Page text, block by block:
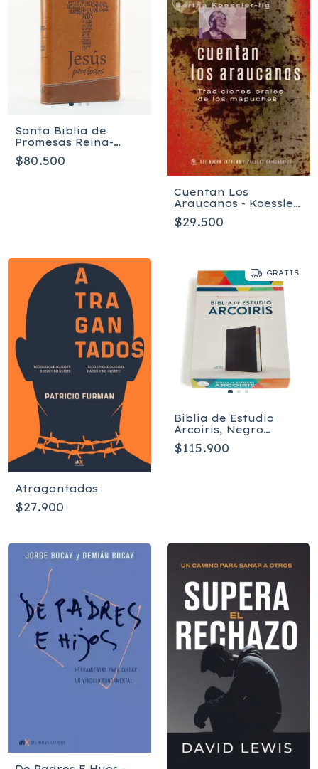
Santa Biblia de
Promesas Reina-
Valera 1960
$80.500
Cuentan Los
Araucanos - Koessler
Bertha
$29.500
Atragantados
$27.900
GRATIS
Biblia de Estudio
Arcoiris, Negro
imitación piel RVR
1960
$115.900